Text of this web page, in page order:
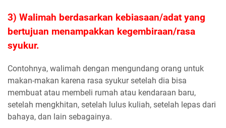
3) Walimah berdasarkan kebiasaan/adat yang
bertujuan menampakkan kegembiraan/rasa
syukur.
Contohnya, walimah dengan mengundang orang untuk
makan-makan karena rasa syukur setelah dia bisa
membuat atau membeli rumah atau kendaraan baru,
setelah mengkhitan, setelah lulus kuliah, setelah lepas dari
bahaya, dan lain sebagainya.